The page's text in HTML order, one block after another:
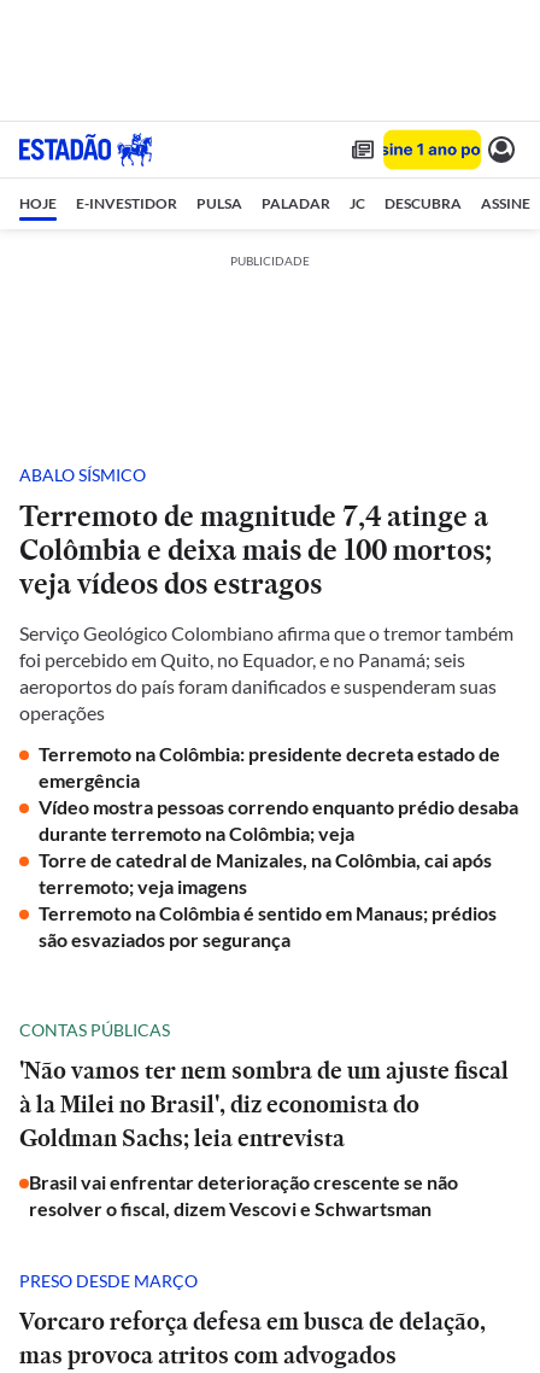
HOJE E-INVESTIDOR PULSA PALADAR JC DESCUBRA ASSINE
PUBLICIDADE
ABALO SÍSMICO
Terremoto de magnitude 7,4 atinge a
Colômbia e deixa mais de 100 mortos;
veja vídeos dos estragos
Serviço Geológico Colombiano afirma que o tremor também
foi percebido em Quito, no Equador, e no Panamá; seis
aeroportos do país foram danificados e suspenderam suas
operações
Terremoto na Colômbia: presidente decreta estado de
emergência
Vídeo mostra pessoas correndo enquanto prédio desaba
durante terremoto na Colômbia; veja
Torre de catedral de Manizales, na Colômbia, cai após
terremoto; veja imagens
Terremoto na Colômbia é sentido em Manaus; prédios
são esvaziados por segurança
CONTAS PÚBLICAS
'Não vamos ter nem sombra de um ajuste fiscal
à la Milei no Brasil', diz economista do
Goldman Sachs; leia entrevista
Brasil vai enfrentar deterioração crescente se não
resolver o fiscal, dizem Vescovi e Schwartsman
PRESO DESDE MARÇO
Vorcaro reforça defesa em busca de delação,
mas provoca atritos com advogados